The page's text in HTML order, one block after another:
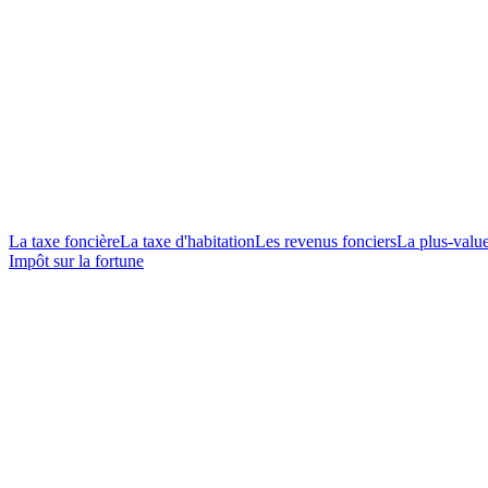
La taxe foncièreLa taxe d'habitationLes revenus fonciersLa plus-
Impôt sur la fortune